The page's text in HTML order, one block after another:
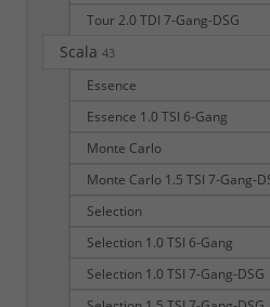
Tour 2.0 TDI 7-Gang-DSG
Scala 43
Essence
Essence 1.0 TSI 6-Gang
Monte Carlo
Monte Carlo 1.5 TSI 7-Gang-
Selection
Selection 1.0 TSI 6-Gang
Selection 1.0 TSI 7-Gang-DSG